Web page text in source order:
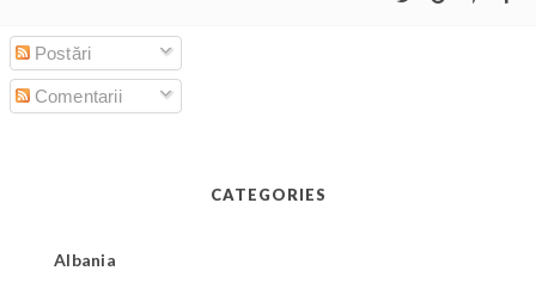
Postări
Comentarii
CATEGORIES
Albania